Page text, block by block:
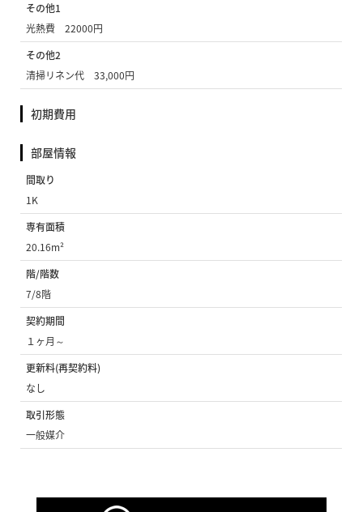
その他1
光熱費 22000円
その他2
清掃リネン代 33,000円
初期費用
部屋情報
間取り
1K
専有面積
20.16m²
階/階数
7/8階
契約期間
１ヶ月～
更新料(再契約料)
なし
取引形態
一般媒介